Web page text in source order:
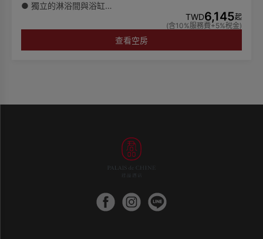
● 獨立的淋浴間與浴缸
● 至多可入住四位成人
🌏為響應環保愛護地球，客房內僅提供毛巾、沐浴乳、洗髮
乳，潤髮乳，身體乳、洗手乳，而不再陳列其他一次性備
TWD6,145起
(含10%服務費+5%稅金)
查看空房